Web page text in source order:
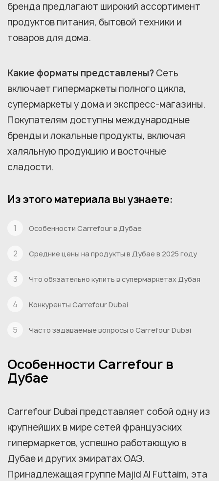
бренда предлагают широкий ассортимент
продуктов питания, бытовой техники и
товаров для дома.
Какие форматы представлены? Сеть
включает гипермаркеты полного цикла,
супермаркеты у дома и экспресс-магазины.
Покупателям доступны международные
бренды и локальные продукты, включая
халяльную продукцию и восточные
сладости.
Из этого материала вы узнаете:
Особенности Carrefour в Дубае
Средние цены на продукты в Дубае в 2025 году
Что обязательно купить в супермаркетах Дубая
Конкуренты Carrefour Dubai
Часто задаваемые вопросы о Carrefour Dubai
Особенности Carrefour в
Дубае
Carrefour Dubai представляет собой одну из
крупнейших в мире сетей французских
гипермаркетов, успешно работающую в
Дубае и других эмиратах ОАЭ.
Принадлежащая группе Majid Al Futtaim, эта